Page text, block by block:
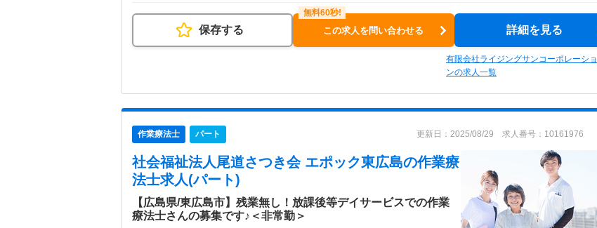
保存する この求人を問い合わせる 詳細を見る
有限会社ライジングサンコーポレーショ
ンの求人一覧
作業療法士 パート 更新日：2025/08/29 求人番号：10161976
社会福祉法人尾道さつき会 エポック東広島の作業療
法士求人(パート)
【広島県/東広島市】残業無し！放課後等デイサービスでの作業
療法士さんの募集です♪＜非常勤＞